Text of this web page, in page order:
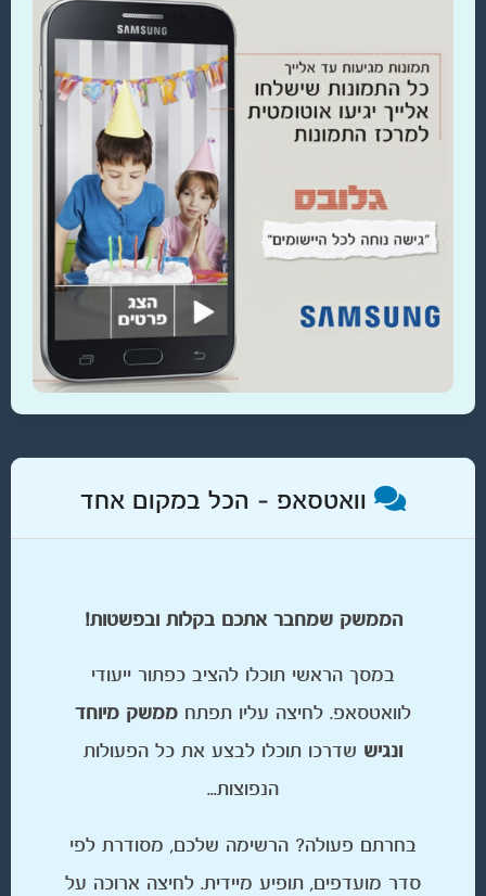
וואטסאפ – הכל במקום אחד
הממשק שמחבר אתכם בקלות ובפשטות!
במסך הראשי תוכלו להציב כפתור ייעודי
לוואטסאפ. לחיצה עליו תפתח ממשק מיוחד
ונגיש שדרכו תוכלו לבצע את כל הפעולות
הנפוצות...
בחרתם פעולה? הרשימה שלכם, מסודרת לפי
סדר מועדפים, תופיע מיידית. לחיצה ארוכה על